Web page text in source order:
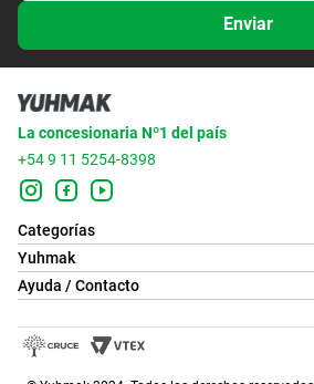
Enviar
La concesionaria Nº1 del país
+54 9 11 5254-8398
Categorías
Yuhmak
Ayuda / Contacto